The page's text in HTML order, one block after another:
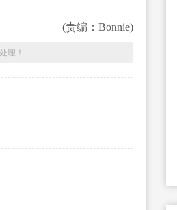
(责编：Bonnie)
理！